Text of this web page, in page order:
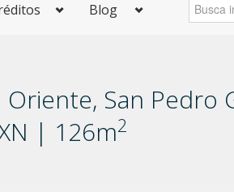
Blog
San Pedro
| 126m2